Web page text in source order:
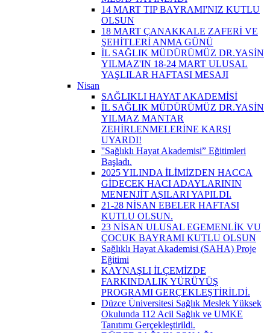
14 MART TIP BAYRAMI'NIZ KUTLU
OLSUN
18 MART ÇANAKKALE ZAFERİ VE
ŞEHİTLERİ ANMA GÜNÜ
İL SAĞLIK MÜDÜRÜMÜZ DR.YASİN
YILMAZ'IN 18-24 MART ULUSAL
YAŞLILAR HAFTASI MESAJI
Nisan
SAĞLIKLI HAYAT AKADEMİSİ
İL SAĞLIK MÜDÜRÜMÜZ DR.YASİN
YILMAZ MANTAR
ZEHİRLENMELERİNE KARŞI
UYARDI!
''Sağlıklı Hayat Akademisi” Eğitimleri
Başladı.
2025 YILINDA İLİMİZDEN HACCA
GİDECEK HACI ADAYLARININ
MENENJİT AŞILARI YAPILDI.
21-28 NİSAN EBELER HAFTASI
KUTLU OLSUN.
23 NİSAN ULUSAL EGEMENLİK VU
ÇOCUK BAYRAMI KUTLU OLSUN
Sağlıklı Hayat Akademisi (SAHA) Proje
Eğitimi
KAYNAŞLI İLÇEMİZDE
FARKINDALIK YÜRÜYÜŞ
PROGRAMI GERÇEKLEŞTİRİLDİ.
Düzce Üniversitesi Sağlık Meslek Yüksek
Okulunda 112 Acil Sağlık ve UMKE
Tanıtımı Gerçekleştirildi.